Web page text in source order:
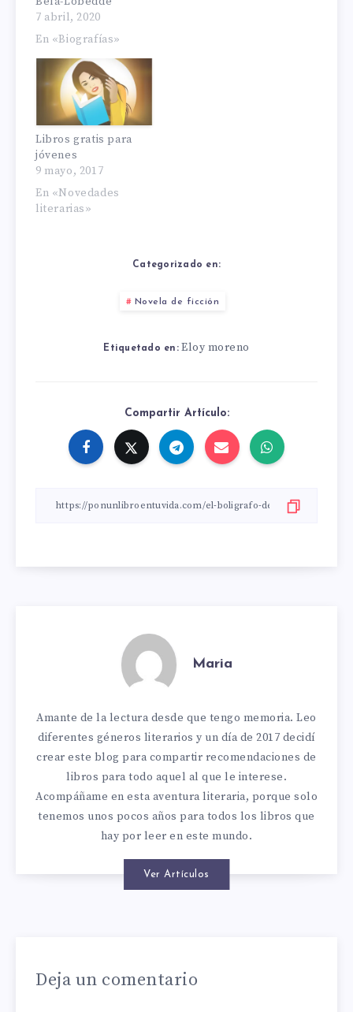
7 abril, 2020
En «Biografías»
Libros gratis para
jóvenes
9 mayo, 2017
En «Novedades
literarias»
Categorizado en:
Novela de ficción
Etiquetado en: Eloy moreno
Compartir Artículo:
Maria
Amante de la lectura desde que tengo memoria. Leo
diferentes géneros literarios y un día de 2017 decidí
crear este blog para compartir recomendaciones de
libros para todo aquel al que le interese.
Acompáñame en esta aventura literaria, porque solo
tenemos unos pocos años para todos los libros que
hay por leer en este mundo.
Ver Artículos
Deja un comentario